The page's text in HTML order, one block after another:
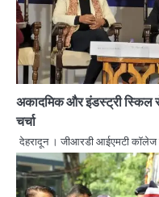
अकादमिक और इंडस्ट्री स्किल
चर्चा
देहरादून । जीआरडी आईएमटी कॉलेज